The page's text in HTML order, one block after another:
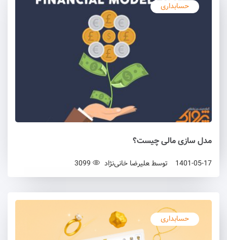
حسابداری
مدل سازی مالی چیست؟
1401-05-17 توسط علیرضا خانی‌نژاد
حسابداری